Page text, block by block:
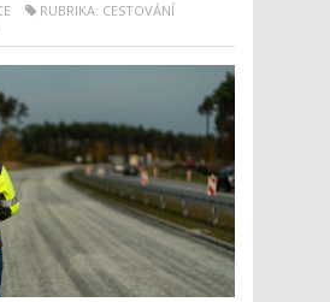
RUBRIKA: CESTOVÁNÍ